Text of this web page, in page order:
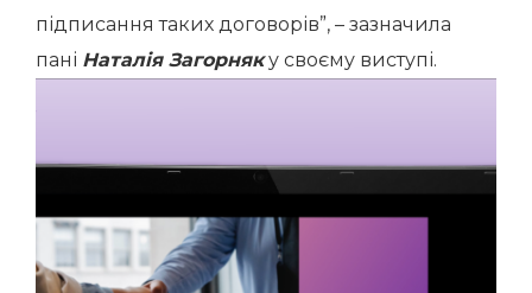
підписання таких договорів”, – зазначила
пані Наталія Загорняку своєму виступі.